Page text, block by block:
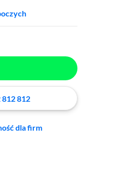
oknie)
812
dla firm